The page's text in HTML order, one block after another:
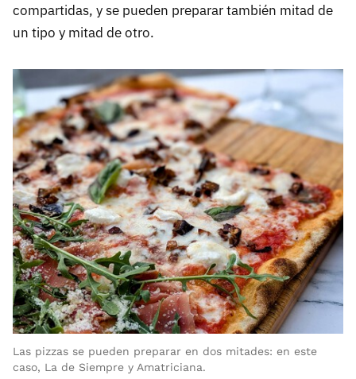
compartidas, y se pueden preparar también mitad de
un tipo y mitad de otro.
Las pizzas se pueden preparar en dos mitades: en este
caso, La de Siempre y Amatriciana.